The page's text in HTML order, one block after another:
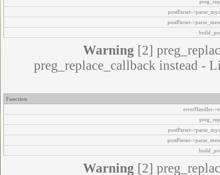
postParser-
postParser-
Warning [2]
preg_replace_callback instead -
Function
errorHandler-
postParser-
postParser-
Warning [2]